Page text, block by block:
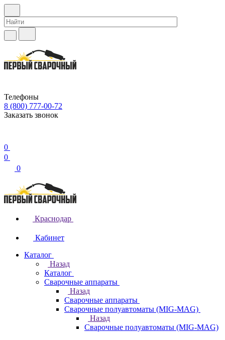
Телефоны
8 (800) 777-00-72
Заказать звонок
0
0
0
Краснодар
Кабинет
Каталог
Назад
Каталог
Сварочные аппараты
Назад
Сварочные аппараты
Сварочные полуавтоматы (MIG-MAG)
Назад
Сварочные полуавтоматы (MIG-MAG)